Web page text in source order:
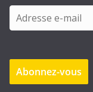
d
e
s
Abonnez-vous